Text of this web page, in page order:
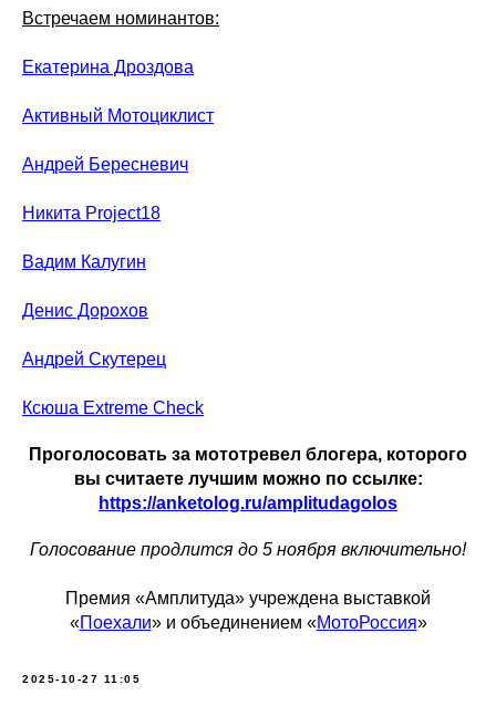
Встречаем номинантов:
Екатерина Дроздова
Активный Мотоциклист
Андрей Бересневич
Никита Project18
Вадим Калугин
Денис Дорохов
Андрей Скутерец
Ксюша Extreme Check
Проголосовать за мототревел блогера, которого
вы считаете лучшим можно по ссылке:
https://anketolog.ru/amplitudagolos
Голосование продлится до 5 ноября включительно!
Премия «Амплитуда» учреждена выставкой
«Поехали» и объединением «МотоРоссия»
2025-10-27 11:05